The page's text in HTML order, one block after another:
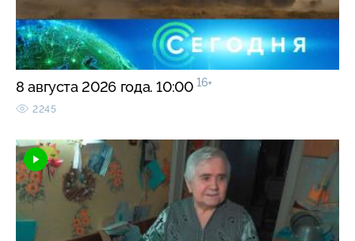
8 августа 2026 года. 10:00 16+
2245